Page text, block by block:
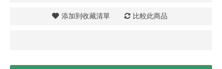
添加到收藏清單 比較此商品